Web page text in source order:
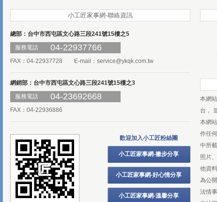
小工匠家事網-聯絡資訊
總部：台中市西屯區文心路三段241號15樓之5
服務電話
04-22937766
FAX：04-22937728 E-mail： service@ykqk.com.tw
網銷部：台中市西屯區文心路三段241號15樓之3
服務電話
04-23692668
FAX：04-22936886
歡迎加入小工匠粉絲團
小工匠家事網-撇步分享
小工匠家事網-好心情分享
小工匠家事網-溫馨分享
本網
台，
本網
作任
中所
照片
他資
為公
法情